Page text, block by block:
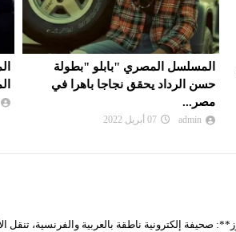
المهرجان المغاربي بتونس يكرم
الملحن الليبي عمر الحاسي
admin
إلكترونية ناطقة بالعربية والفرنسية، تنقل